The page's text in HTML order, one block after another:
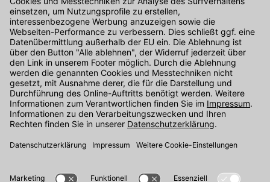
Kontakt
Unser Onlineshop Team ist montags bis freitags von 08:00 - 17:00
Uhr unter der Telefonnummer07071 / 151-151für Sie erreichbar.
Alternativ können Sie unser Kontaktformular nutzen.
Den Kontakt direkt in unsere Niederlassungen finden Sie